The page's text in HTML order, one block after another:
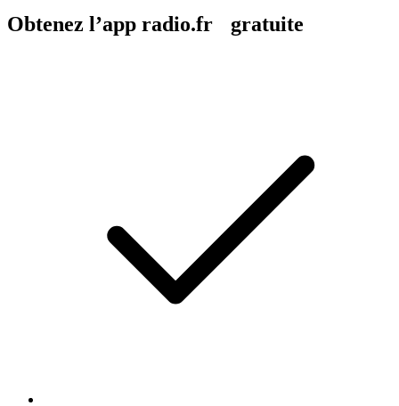
Obtenez l’app radio.fr gratuite